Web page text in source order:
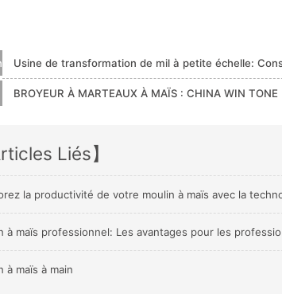
Usine de transformation de mil à petite échelle:
BROYEUR À MARTEAUX À MAÏS : CHINA WIN
Liés】
la productivité de votre moulin à maïs avec la
à maïs professionnel: Les avantages pour les
à maïs à main